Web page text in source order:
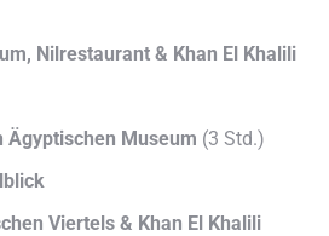
Nilrestaurant & Khan El Khalili
Ägyptischen Museum (3 Std.)
Viertels & Khan El Khalili